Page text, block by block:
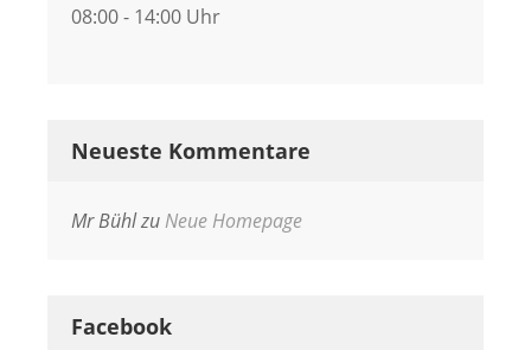
08:00 - 14:00 Uhr
Neueste Kommentare
Mr BühlzuNeue Homepage
Facebook